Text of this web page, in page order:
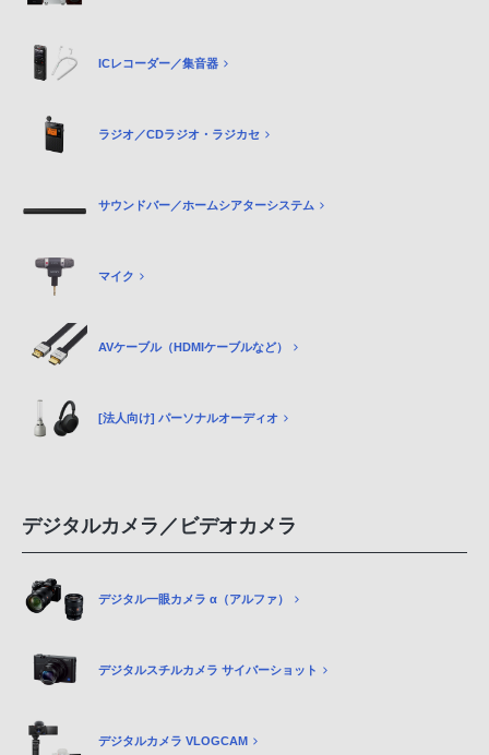
ICレコーダー／集音器
ラジオ／CDラジオ・ラジカセ
サウンドバー／ホームシアターシステム
マイク
AVケーブル（HDMIケーブルなど）
[法人向け] パーソナルオーディオ
デジタルカメラ／ビデオカメラ
デジタル一眼カメラ α（アルファ）
デジタルスチルカメラ サイバーショット
デジタルカメラ VLOGCAM